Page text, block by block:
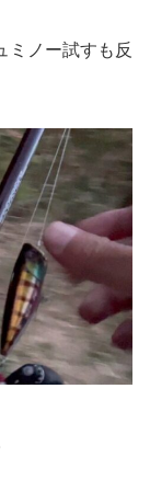
ミノー試すも反